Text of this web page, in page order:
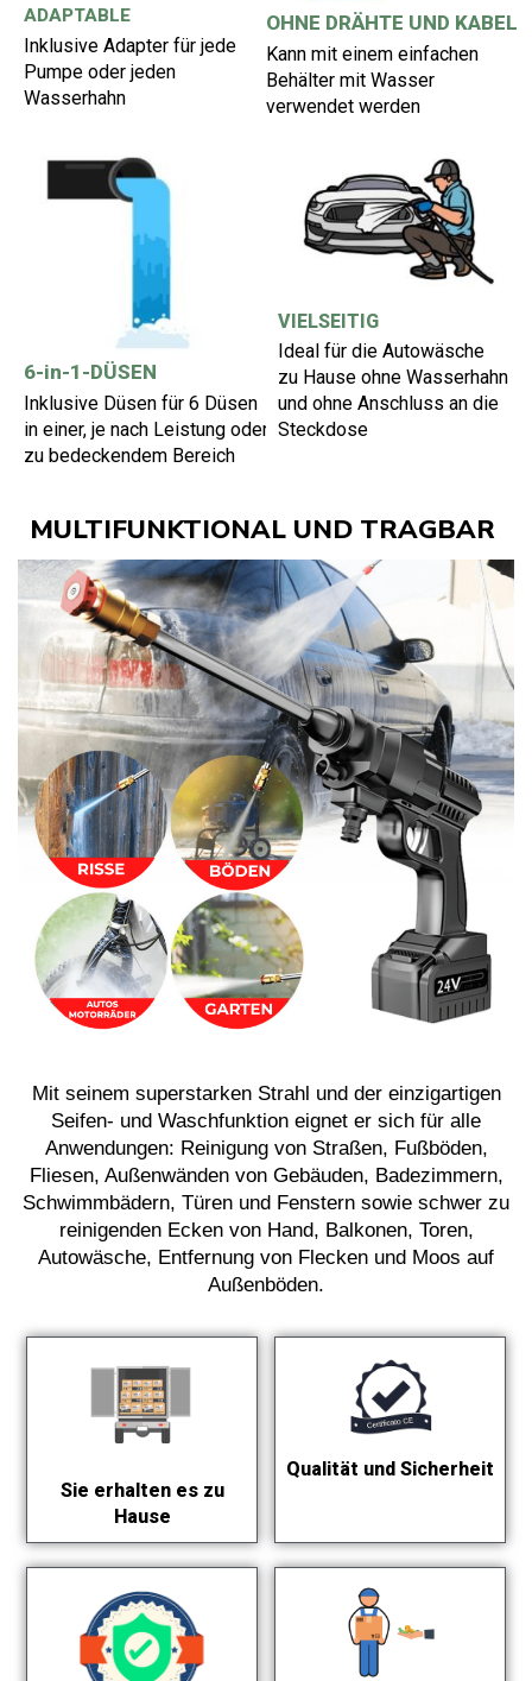
ADAPTABLE
Inklusive Adapter für jede
Pumpe oder jeden
Wasserhahn
OHNE DRÄHTE UND KABEL
Kann mit einem einfachen
Behälter mit Wasser
verwendet werden
6-in-1-DÜSEN
Inklusive Düsen für 6 Düsen
in einer, je nach Leistung oder
zu bedeckendem Bereich
VIELSEITIG
Ideal für die Autowäsche
zu Hause ohne Wasserhahn
und ohne Anschluss an die
Steckdose
MULTIFUNKTIONAL UND TRAGBAR
Mit seinem superstarken Strahl und der einzigartigen
Seifen- und Waschfunktion eignet er sich für alle
Anwendungen: Reinigung von Straßen, Fußböden,
Fliesen, Außenwänden von Gebäuden, Badezimmern,
Schwimmbädern, Türen und Fenstern sowie schwer zu
reinigenden Ecken von Hand, Balkonen, Toren,
Autowäsche, Entfernung von Flecken und Moos auf
Außenböden.
Sie erhalten es zu
Hause
Qualität und Sicherheit